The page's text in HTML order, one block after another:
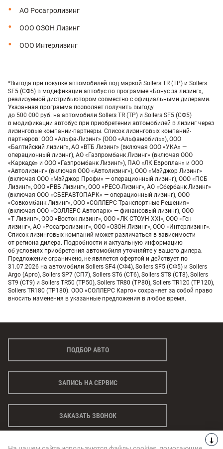
АО Росагролизинг
ООО ОЗОН Лизинг
ООО Интерлизинг
*Выгода при покупке автомобилей под маркой Sollers TR (ТР) и Sollers
SF5 (СФ5) в модификации автобус по программе «Бонус за лизинг»,
реализуемой дистрибьютором совместно с официальными дилерами.
Указанная программа позволяет получить выгоду
до 500 000 руб. на автомобили Sollers TR (ТР) и Sollers SF5 (СФ5)
в модификации автобус при приобретении автомобилей в лизинг через
лизинговые компании-партнеры. Список лизинговых компаний-
партнеров: ООО «Альфа-Лизинг» (ООО «Альфамобиль»), ООО
«Балтийский лизинг», АО «ВТБ Лизинг» (включая ООО «УКА» —
операционный лизинг), АО «Газпромбанк Лизинг» (включая ООО
«Каркаде» и ООО «Газпромбанк Лизинг»), ПАО «ЛК Европлан» и ООО
«Автолизинг» (включая ООО «Автолизинг»), ООО «Мэйджор Лизинг»
(включая ООО «Мэйджор Профи» — операционный лизинг), ООО «ПСБ
Лизинг», ООО «РВБ Лизинг», ООО «РЕСО-Лизинг», АО «Сбербанк Лизинг»
(включая ООО «СБЕРАВТОПАРК» — операционный лизинг), ООО
«Совкомбанк Лизинг», ООО «СОЛЛЕРС Транспортные Решения»
(включая ООО «СОЛЛЕРС Автопарк» — финансовый лизинг), ООО
«Т Лизинг», ООО «Восток лизинг», ООО «ЛК СТОУН XXI», ООО «Ген
лизинг», АО «Росагролизинг», ООО «ОЗОН Лизинг», ООО «Интерлизинг».
Список лизинговых компаний может различаться в зависимости
от региона дилера. Подробности и актуальную информацию
об условиях приобретения автомобиля уточняйте у вашего дилера.
Предложение ограничено, не является офертой и действует по
31.07.2026 на автомобили Sollers SF4 (СФ4), Sollers SF5 (СФ5) и Sollers
Argo (Арго), Sollers SP7 (СП7), Sollers ST6 (СТ6), Sollers ST8 (СТ8), Sollers
ST9 (СТ9) и Sollers TR50 (ТР50), Sollers TR80 (ТР80), Sollers TR120 (ТР120),
Sollers TR180 (ТР180). ООО «СОЛЛЕРС Карго» сохраняет за собой право
вносить изменения в указанные предложения в любое время.
ПОДБОР АВТО
ЗАПИСЬ НА СЕРВИС
ЗАКАЗАТЬ ЗВОНОК